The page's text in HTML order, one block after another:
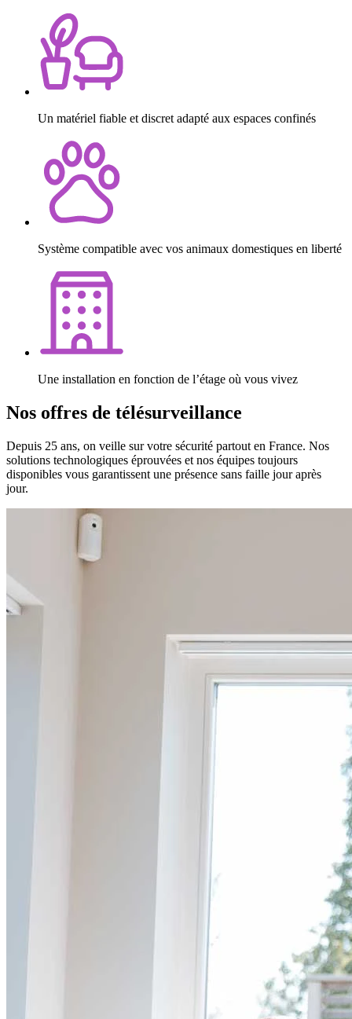
Un matériel fiable et discret adapté aux espaces confinés
Système compatible avec vos animaux domestiques en liberté
Une installation en fonction de l’étage où vous vivez
Nos offres de télésurveillance
Depuis 25 ans, on veille sur votre sécurité partout en France. Nos
solutions technologiques éprouvées et nos équipes toujours
disponibles vous garantissent une présence sans faille jour après
jour.